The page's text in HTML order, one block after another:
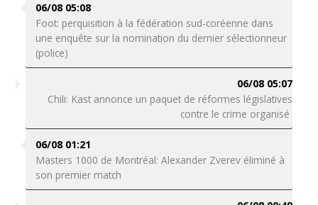
06/08 05:08
Foot: perquisition à la fédération sud-coréenne dans
une enquête sur la nomination du dernier sélectionneur
(police)
06/08 05:07
Chili: Kast annonce un paquet de réformes législatives
contre le crime organisé
06/08 01:21
Masters 1000 de Montréal: Alexander Zverev éliminé à
son premier match